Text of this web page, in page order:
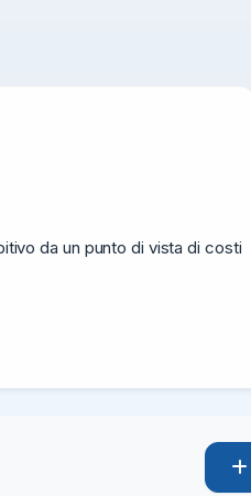
da un punto di vista di costi